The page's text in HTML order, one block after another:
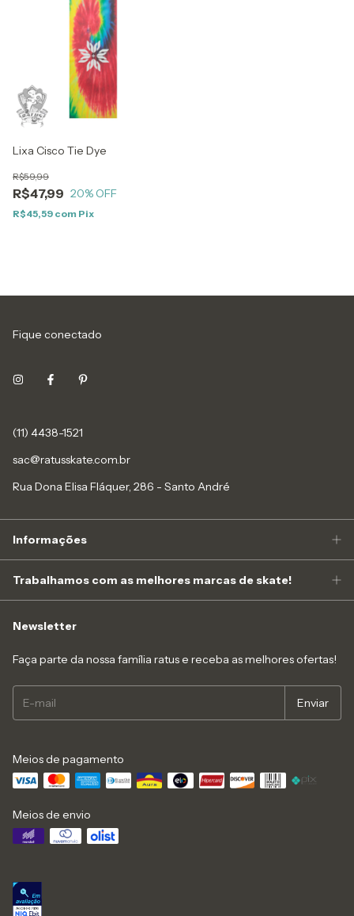
Lixa Cisco Tie Dye
R$47,99
R$59,99
20% OFF
R$45,59 com Pix
Fique conectado
(11) 4438-1521
sac@ratusskate.com.br
Rua Dona Elisa Fláquer, 286 - Santo André
Informações
Trabalhamos com as melhores marcas de skate!
Newsletter
Faça parte da nossa família ratus e receba as melhores ofertas!
Meios de pagamento
Meios de envio